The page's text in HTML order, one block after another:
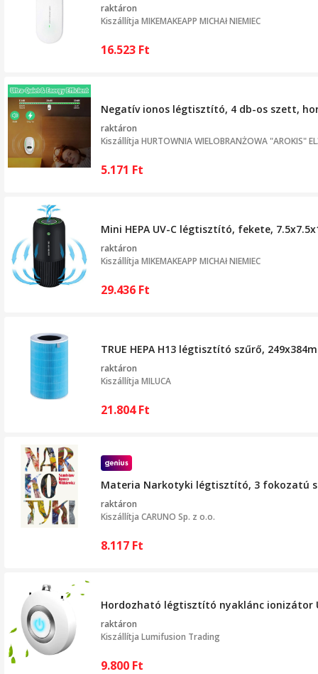
raktáron
Kiszállítja MIKEMAKEAPP MICHAł NIEMIEC
16.523 Ft
Negatív ionos légtisztító, 4 db-os szett,
raktáron
Kiszállítja HURTOWNIA WIELOBRANŻOWA "AROKIS"
5.171 Ft
Mini HEPA UV-C légtisztító, fekete,
raktáron
Kiszállítja MIKEMAKEAPP MICHAł NIEMIEC
29.436 Ft
TRUE HEPA H13 légtisztító szűrő,
raktáron
Kiszállítja MILUCA
21.804Ft
Materia Narkotyki légtisztító, 3 fokozatú
raktáron
Kiszállítja CARUNO Sp. z o.o.
8.117 Ft
Hordozható légtisztító nyaklánc ionizátor
raktáron
Kiszállítja Lumifusion Trading
9.800 Ft